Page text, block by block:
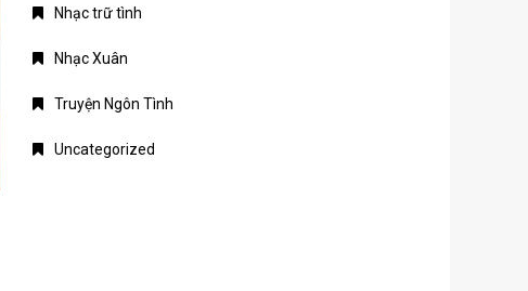
Nhạc trữ tình
Nhạc Xuân
Truyện Ngôn Tình
Uncategorized